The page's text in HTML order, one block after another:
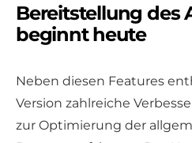
Bereitstellung des
beginnt heute
Neben diesen Features
Version zahlreiche
zur Optimierung der